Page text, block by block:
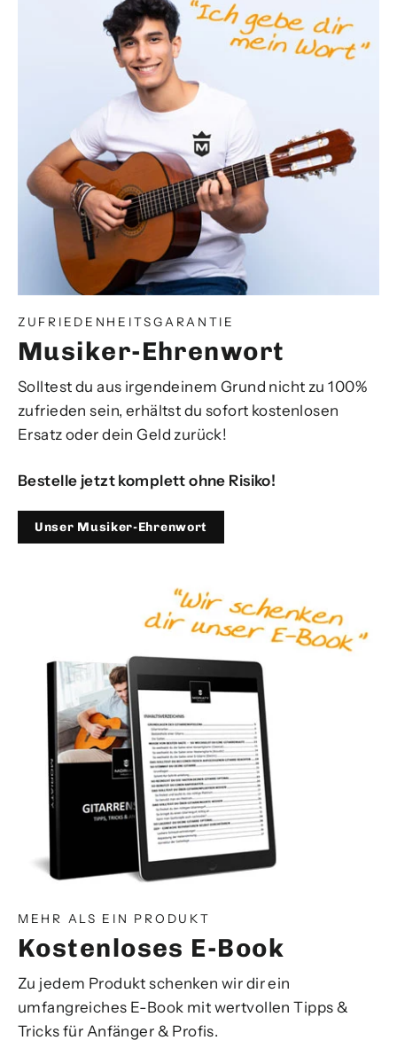
ZUFRIEDENHEITSGARANTIE
Musiker-Ehrenwort
Solltest du aus irgendeinem Grund nicht zu 100%
zufrieden sein, erhältst du sofort kostenlosen
Ersatz oder dein Geld zurück!
Bestelle jetzt komplett ohne Risiko!
Unser Musiker-Ehrenwort
MEHR ALS EIN PRODUKT
Kostenloses E-Book
Zu jedem Produkt schenken wir dir ein
umfangreiches E-Book mit wertvollen Tipps &
Tricks für Anfänger & Profis.